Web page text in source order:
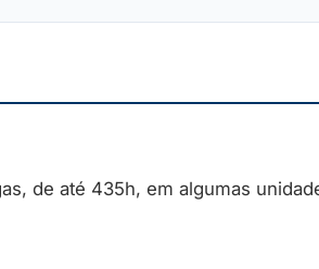
de até 435h, em algumas